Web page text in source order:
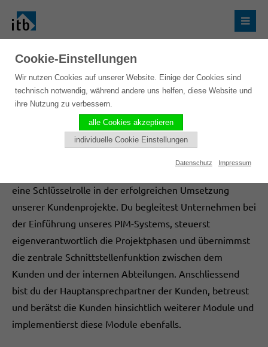
Projektmanager/in PIM/E-
Commerce 80-100% (m/w/d)
Was Du bei uns tust:
eine Schlüsselrolle in der erfolgreichen Umsetzung
unserer Kundenprojekte. Du begleitest Unternehmen bei
der Einführung unseres PIM-Systems, steuerst
eigenverantwortlich die Projektphasen und übernimmst
die zentrale Schnittstellenfunktion zwischen dem
Kunden und der internen Abteilungen. Anschliessend
bist du der Hauptansprechpartner der Kunden, betreust
und berätst die Kunden hinsichtlich weiterer Module und
implementierst diese Module ebenfalls.
Cookie-Einstellungen
Wir nutzen Cookies auf unserer Website. Einige der Cookies sind
technisch notwendig, während andere uns helfen, diese Website und
ihre Nutzung zu verbessern.
alle Cookies akzeptieren
individuelle Cookie Einstellungen
Datenschutz Impressum